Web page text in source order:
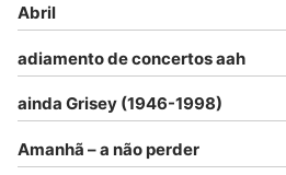
Abril
adiamento de concertos aah
ainda Grisey (1946-1998)
Amanhã – a não perder